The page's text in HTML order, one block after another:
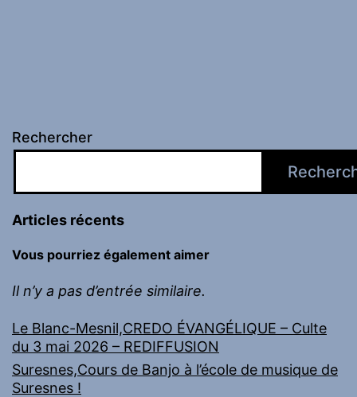
Rechercher
Articles récents
Vous pourriez également aimer
Il n’y a pas d’entrée similaire.
Le Blanc-Mesnil,CREDO ÉVANGÉLIQUE – Culte
du 3 mai 2026 – REDIFFUSION
Suresnes,Cours de Banjo à l’école de musique de
Suresnes !